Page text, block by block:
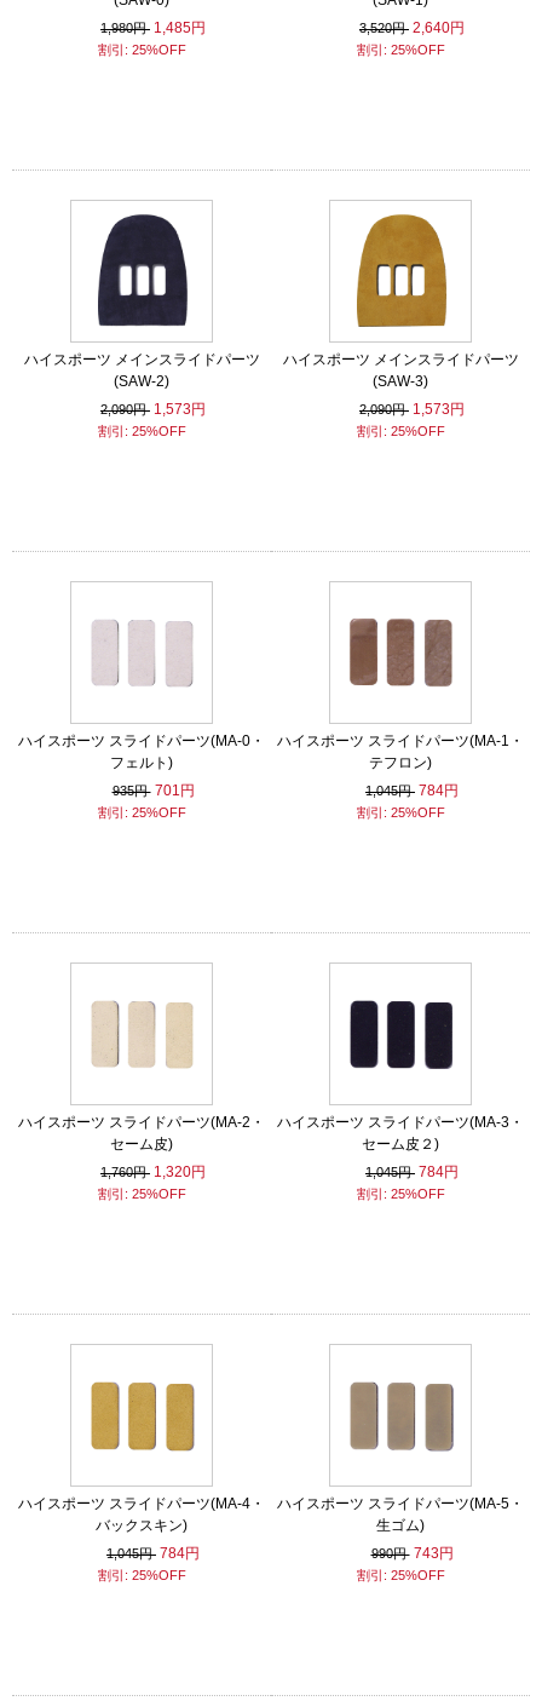
1,980円 1,485円
割引: 25%OFF
3,520円 2,640円
割引: 25%OFF
ハイスポーツ メインスライドパーツ
(SAW-2)
2,090円 1,573円
割引: 25%OFF
ハイスポーツ メインスライドパーツ
(SAW-3)
2,090円 1,573円
割引: 25%OFF
ハイスポーツ スライドパーツ(MA-0・
フェルト)
935円 701円
割引: 25%OFF
ハイスポーツ スライドパーツ(MA-1・
テフロン)
1,045円 784円
割引: 25%OFF
ハイスポーツ スライドパーツ(MA-2・
セーム皮)
1,760円 1,320円
割引: 25%OFF
ハイスポーツ スライドパーツ(MA-3・
セーム皮２)
1,045円 784円
割引: 25%OFF
ハイスポーツ スライドパーツ(MA-4・
バックスキン)
1,045円 784円
割引: 25%OFF
ハイスポーツ スライドパーツ(MA-5・
生ゴム)
990円 743円
割引: 25%OFF